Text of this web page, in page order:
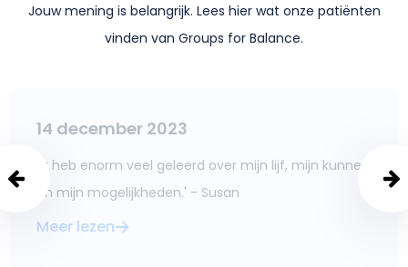
Jouw mening is belangrijk. Lees hier wat onze patiënten
vinden van Groups for Balance.
14 december 2023
'Ik heb enorm veel geleerd over mijn lijf, mijn kunnen
en mijn mogelijkheden.' - Susan
Meer lezen